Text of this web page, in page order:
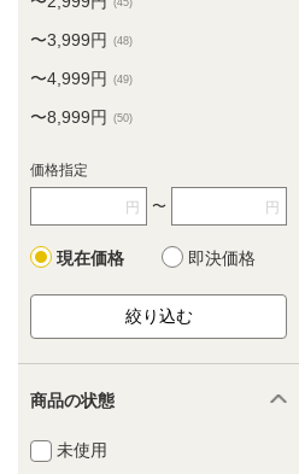
(45)
〜3,999円 (48)
〜4,999円 (49)
〜8,999円 (50)
価格指定
円 〜 円
現在価格 即決価格
商品の状態
未使用